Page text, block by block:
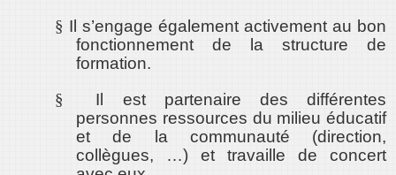
§ Il s’engage également activement au bon
fonctionnement de la structure de
formation.
§
Il est partenaire des différentes
personnes ressources du milieu éducatif
et de la communauté (direction,
collègues, …) et travaille de concert